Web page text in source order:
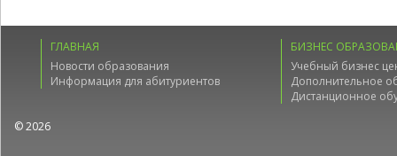
ГЛАВНАЯ
Новости образования
Информация для абитуриентов
БИЗНЕС
Учебный бизнес
Дополнительное
Дистанционное
© 2026